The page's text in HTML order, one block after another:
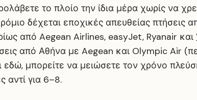
το πλοίο την ίδια μέρα χωρίς να
δέχεται εποχικές απευθείας πτήσεις
από Aegean Airlines, easyJet, Ryanair και
από Αθήνα με Aegean και Olympic Air
εδώ, μπορείτε να μειώσετε τον χρόνο
αντί για 6–8.